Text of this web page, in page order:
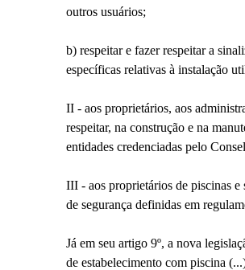
outros usuários;
b) respeitar e fazer respeitar a
específicas relativas à instalação
II - aos proprietários, aos
respeitar, na construção e na
entidades credenciadas pelo
III - aos proprietários de piscinas e
de segurança definidas em
Já em seu artigo 9º, a nova
de estabelecimento com piscina